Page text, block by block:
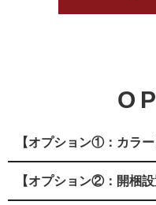
【オプション①：カラー
【オプション②：開梱設